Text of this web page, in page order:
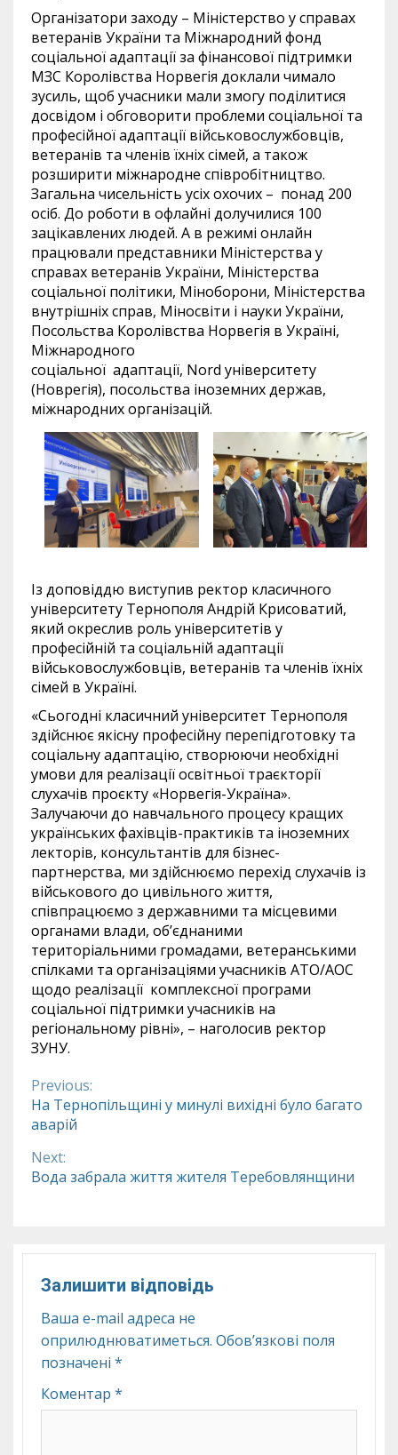
Організатори заходу – Міністерство у справах
ветеранів України та Міжнародний фонд
соціальної адаптації за фінансової підтримки
МЗС Королівства Норвегія доклали чимало
зусиль, щоб учасники мали змогу поділитися
досвідом і обговорити проблеми соціальної та
професійної адаптації військовослужбовців,
ветеранів та членів їхніх сімей, а також
розширити міжнародне співробітництво.
Загальна чисельність усіх охочих – понад 200
осіб. До роботи в офлайні долучилися 100
зацікавлених людей. А в режимі онлайн
працювали представники Міністерства у
справах ветеранів України, Міністерства
соціальної політики, Міноборони, Міністерства
внутрішніх справ, Міносвіти і науки України,
Посольства Королівства Норвегія в Україні,
Міжнародного
соціальної адаптації, Nord університету
(Новрегія), посольства іноземних держав,
міжнародних організацій.
Із доповіддю виступив ректор класичного
університету Тернополя Андрій Крисоватий,
який окреслив роль університетів у
професійній та соціальній адаптації
військовослужбовців, ветеранів та членів їхніх
сімей в Україні.
«Сьогодні класичний університет Тернополя
здійснює якісну професійну перепідготовку та
соціальну адаптацію, створюючи необхідні
умови для реалізації освітньої траєкторії
слухачів проєкту «Норвегія-Україна».
Залучаючи до навчального процесу кращих
українських фахівців-практиків та іноземних
лекторів, консультантів для бізнес-
партнерства, ми здійснюємо перехід слухачів із
військового до цивільного життя,
співпрацюємо з державними та місцевими
органами влади, об’єднаними
територіальними громадами, ветеранськими
спілками та організаціями учасників АТО/АОС
щодо реалізації комплексної програми
соціальної підтримки учасників на
регіональному рівні», – наголосив ректор
ЗУНУ.
Continue
Reading
Previous:
На Тернопільщині у минулі вихідні було багато
аварій
Next:
Вода забрала життя жителя Теребовлянщини
Залишити відповідь
Ваша e-mail адреса не
оприлюднюватиметься. Обов’язкові поля
позначені *
Коментар *